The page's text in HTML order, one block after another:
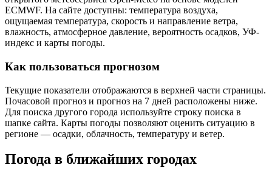
ECMWF. На сайте доступны: температура воздуха,
ощущаемая температура, скорость и направление ветра,
влажность, атмосферное давление, вероятность осадков, УФ-
индекс и карты погоды.
Как пользоваться прогнозом
Текущие показатели отображаются в верхней части страницы.
Почасовой прогноз и прогноз на 7 дней расположены ниже.
Для поиска другого города используйте строку поиска в
шапке сайта. Карты погоды позволяют оценить ситуацию в
регионе — осадки, облачность, температуру и ветер.
Погода в ближайших городах